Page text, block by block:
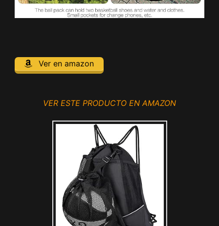
Ver en amazon
VER ESTE PRODUCTO EN AMAZON